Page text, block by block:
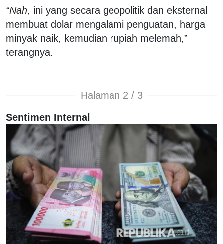
“Nah, ini yang secara geopolitik dan eksternal
membuat dolar mengalami penguatan, harga
minyak naik, kemudian rupiah melemah,”
terangnya.
Halaman 2 / 3
Sentimen Internal